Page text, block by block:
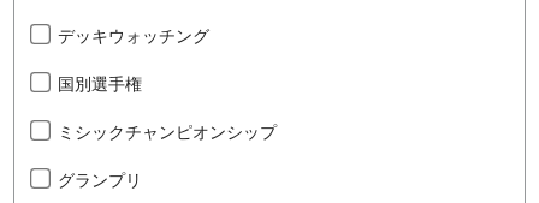
デッキウォッチング
国別選手権
ミシックチャンピオンシップ
グランプリ